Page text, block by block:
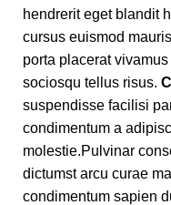
hendrerit eget blandit
cursus euismod
porta placerat
sociosqu tellus risus.
suspendisse facilisi
condimentum a
molestie.Pulvinar
dictumst arcu curae
condimentum sapien